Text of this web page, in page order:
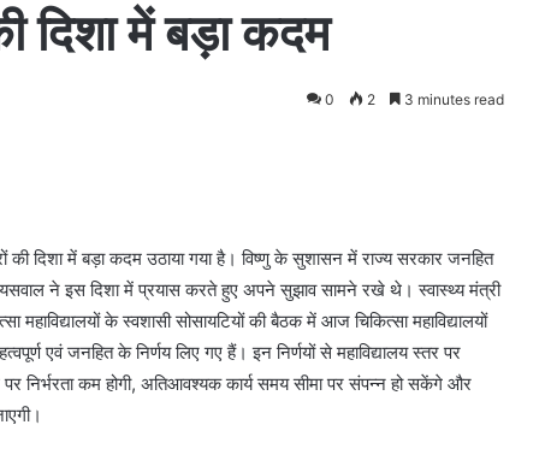
दिशा में बड़ा कदम
0 2 3 minutes read
की दिशा में बड़ा कदम उठाया गया है। विष्णु के सुशासन में राज्य सरकार जनहित
जायसवाल ने इस दिशा में प्रयास करते हुए अपने सुझाव सामने रखे थे। स्वास्थ्य मंत्री
महाविद्यालयों के स्वशासी सोसायटियों की बैठक में आज चिकित्सा महाविद्यालयों
एवं जनहित के निर्णय लिए गए हैं। इन निर्णयों से महाविद्यालय स्तर पर
निर्भरता कम होगी, अतिआवश्यक कार्य समय सीमा पर संपन्न हो सकेंगे और